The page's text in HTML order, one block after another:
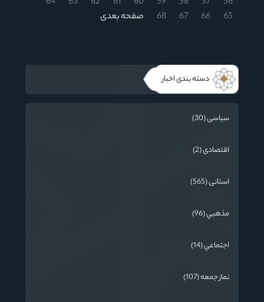
65
66
67
68 صفحه بعدی
دسته بندی اخبار
سیاسی (30)
اقتصادی (2)
استانی (565)
مذهبي (96)
اجتماعي (14)
نماز جمعه (107)